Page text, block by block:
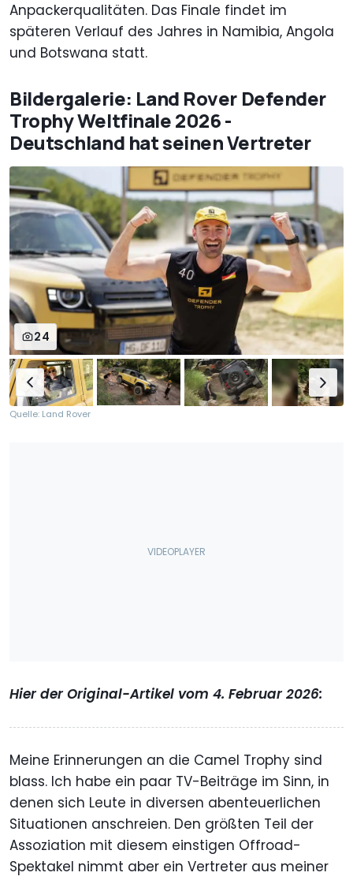
Anpackerqualitäten. Das Finale findet im
späteren Verlauf des Jahres in Namibia, Angola
und Botswana statt.
Bildergalerie: Land Rover Defender
Trophy Weltfinale 2026 -
Deutschland hat seinen Vertreter
24
Quelle: Land Rover
Hier der Original-Artikel vom 4. Februar 2026:
Meine Erinnerungen an die Camel Trophy sind
blass. Ich habe ein paar TV-Beiträge im Sinn, in
denen sich Leute in diversen abenteuerlichen
Situationen anschreien. Den größten Teil der
Assoziation mit diesem einstigen Offroad-
Spektakel nimmt aber ein Vertreter aus meiner